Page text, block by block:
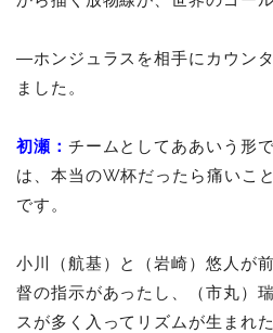
―ホンジュラスを相手にカウン
ました。
初瀬： チームとしてああいう形
は、本当のW杯だったら痛いこ
です。
小川（航基）と（岩崎）悠人が
督の指示があったし、（市丸）
スが多く入ってリズムが生まれた